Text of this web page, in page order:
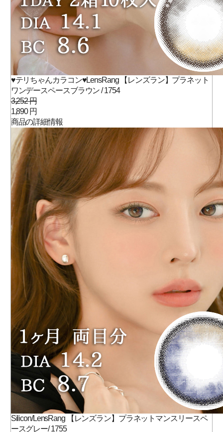
♥テリちゃんカラコン♥LensRang 【レンズラン】プラネット
ワンデースペースブラウン / 1754
3,252 円
1,890 円
商品の詳細情報
Silicon/LensRang 【レンズラン】プラネットマンスリースペ
ースグレー/ 1755